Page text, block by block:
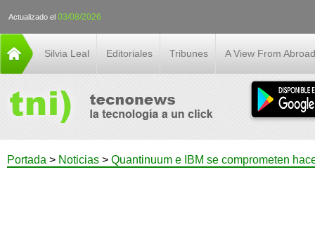
Actualizado el 03/08/2026
Silvia Leal Editoriales Tribunes A View From Abroad
Portada > Noticias > Quantinuum e IBM se comprometen